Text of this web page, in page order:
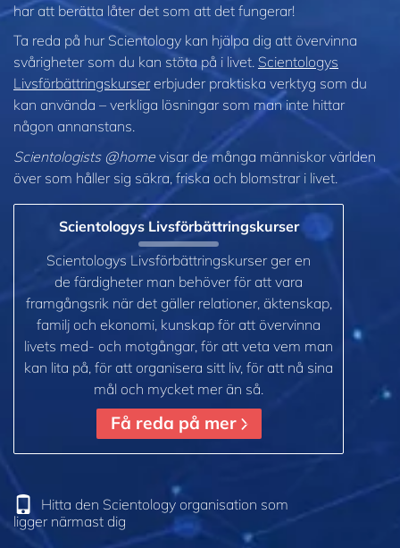
har att berätta låter det som att det fungerar!
Ta reda på hur Scientology kan hjälpa dig att övervinna
svårigheter som du kan stöta på i livet. Scientologys
Livsförbättringskursererbjuder praktiska verktyg som du
kan använda – verkliga lösningar som man inte hittar
någon annanstans.
Scientologists @home visar de många människor världen
över som håller sig säkra, friska och blomstrar i livet.
Scientologys Livsförbättringskurser
Scientologys Livsförbättringskurser ger en
de färdigheter man behöver för att vara
framgångsrik när det gäller relationer, äktenskap,
familj och ekonomi, kunskap för att övervinna
livets med- och motgångar, för att veta vem man
kan lita på, för att organisera sitt liv, för att nå sina
mål och mycket mer än så.
Få reda på mer
Hitta den Scientology organisation som
ligger närmast dig